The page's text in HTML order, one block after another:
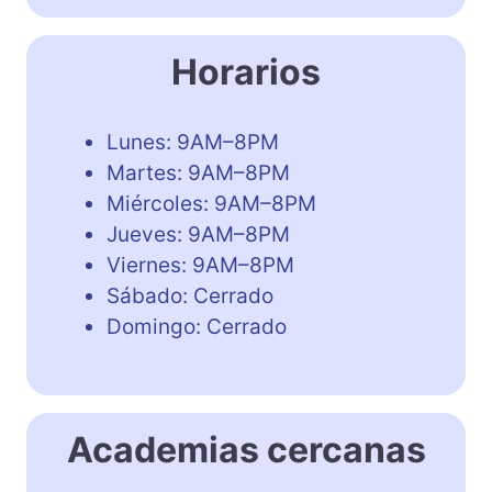
Horarios
Lunes: 9AM–8PM
Martes: 9AM–8PM
Miércoles: 9AM–8PM
Jueves: 9AM–8PM
Viernes: 9AM–8PM
Sábado: Cerrado
Domingo: Cerrado
Academias cercanas